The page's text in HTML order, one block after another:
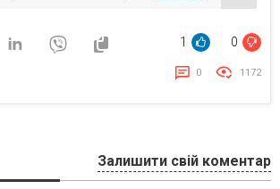
1 0
0 1172
Залишити свій коментар